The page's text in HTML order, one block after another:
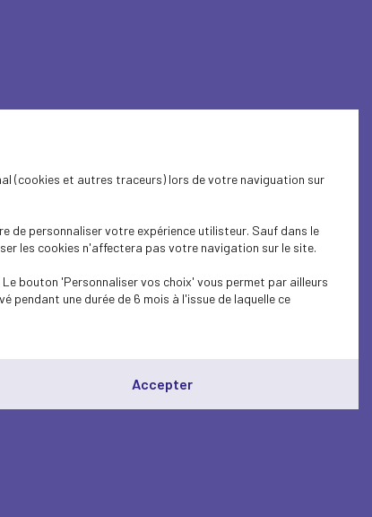
(cookies et autres traceurs) lors de votre naviguation sur
de personnaliser votre expérience utilisteur. Sauf dans le
les cookies n'affectera pas votre navigation sur le site.
bouton 'Personnaliser vos choix' vous permet par ailleurs
une durée de 6 mois à l'issue de laquelle ce
Accepter